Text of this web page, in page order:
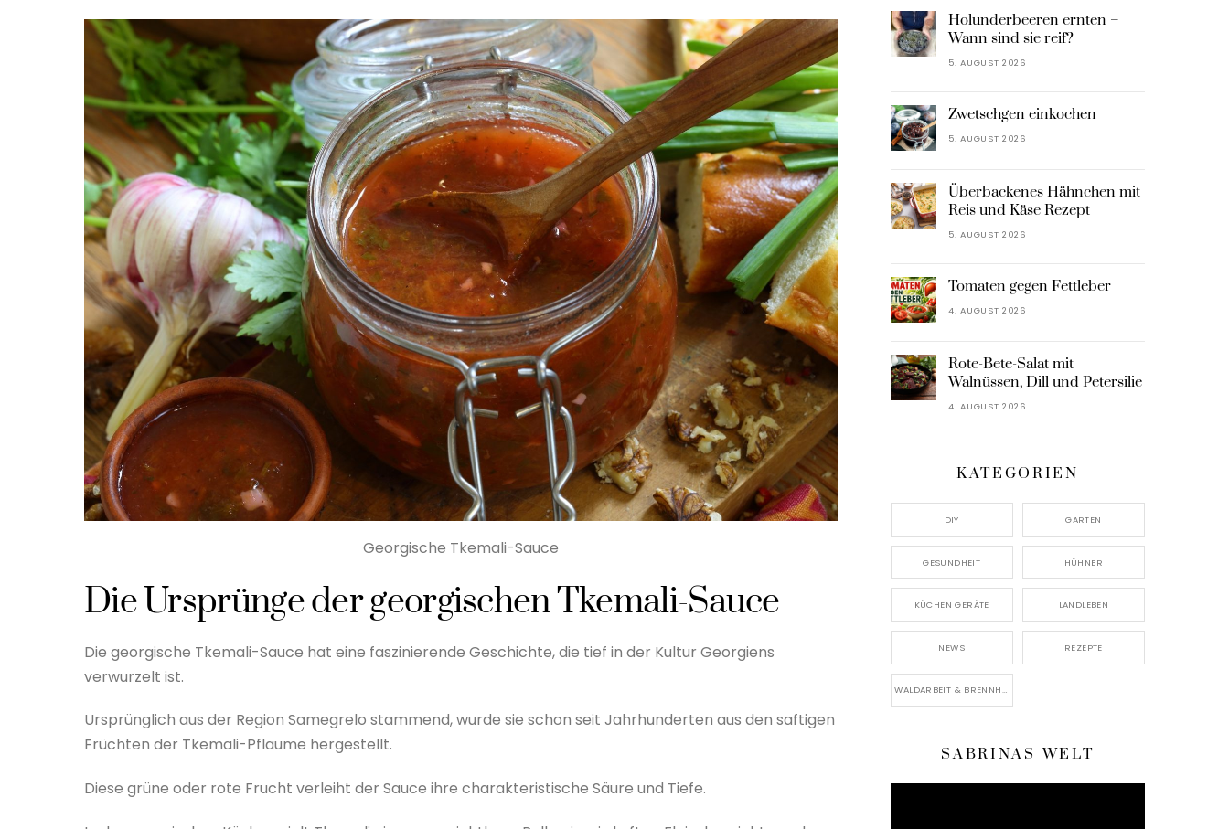
Georgische Tkemali-Sauce
Die Ursprünge der georgischen Tkemali-Sauce
Die georgische Tkemali-Sauce hat eine faszinierende Geschichte, die tief in der Kultur Georgiens
verwurzelt ist.
Ursprünglich aus der Region Samegrelo stammend, wurde sie schon seit Jahrhunderten aus den saftigen
Früchten der Tkemali-Pflaume hergestellt.
Diese grüne oder rote Frucht verleiht der Sauce ihre charakteristische Säure und Tiefe.
Holunderbeeren ernten –
Wann sind sie reif?
5. AUGUST 2026
Zwetschgen einkochen
5. AUGUST 2026
Überbackenes Hähnchen mit
Reis und Käse Rezept
5. AUGUST 2026
Tomaten gegen Fettleber
4. AUGUST 2026
Rote-Bete-Salat mit
Walnüssen, Dill und Petersilie
4. AUGUST 2026
KATEGORIEN
DIY GARTEN
GESUNDHEIT HÜHNER
KÜCHEN GERÄTE LANDLEBEN
NEWS REZEPTE
WALDARBEIT & BRENNHOLZ
SABRINAS WELT